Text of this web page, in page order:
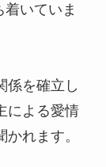
いていま
係を確立し
による愛情
れます。